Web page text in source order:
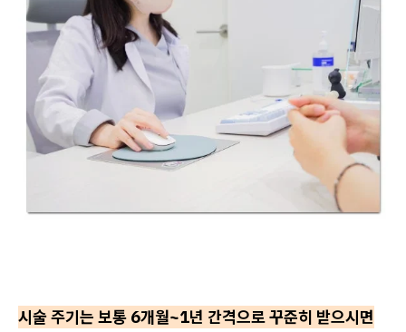
시술 주기는 보통 6개월~1년 간격으로 꾸준히 받으시면